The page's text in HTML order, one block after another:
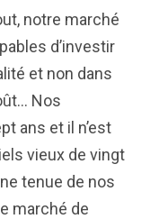
notre marché
d’investir
et non dans
Nos
ans et il n’est
vieux de vingt
tenue de nos
marché de